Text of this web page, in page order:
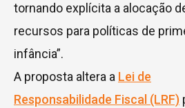
tornando explícita a alocação
recursos para políticas de
infância”.
A proposta altera a Lei de
Responsabilidade Fiscal (LRF)